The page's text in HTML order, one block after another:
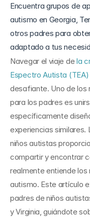
Encuentra grupos de
autismo en Georgia,
otros padres para
adaptado a tus
Navegar el viaje de la
Espectro Autista (TEA)
desafiante. Uno de los
para los padres es
específicamente
experiencias
niños autistas
compartir y encontrar
realmente entiende los
autismo. Este artículo
padres de niños
y Virginia, guiándote